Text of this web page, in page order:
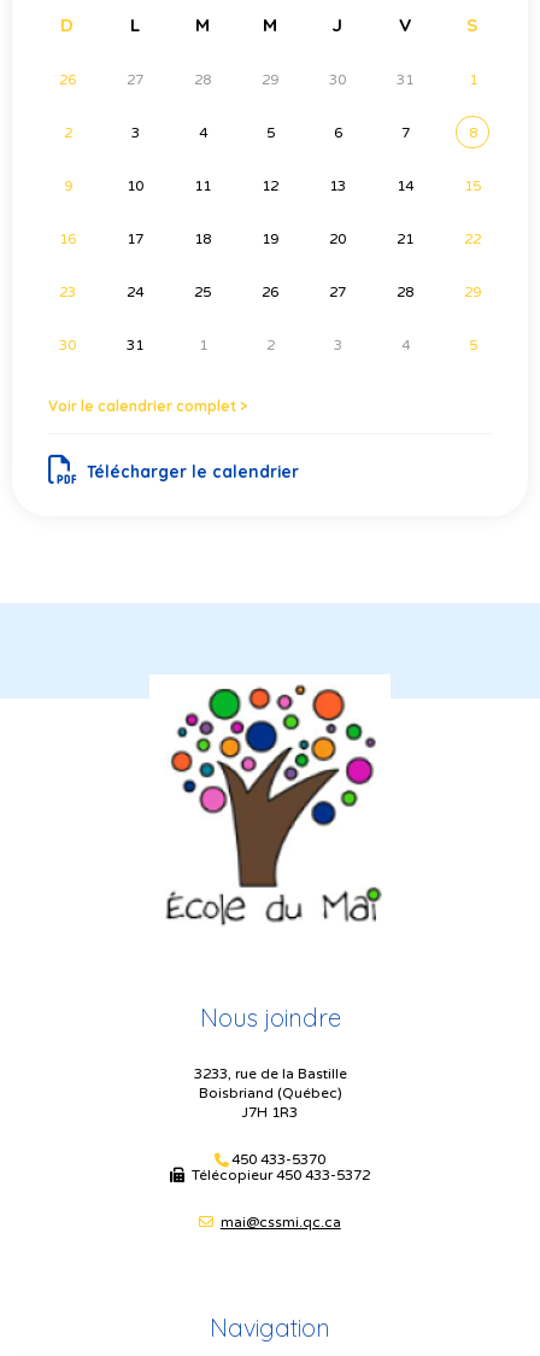
D L M M J V S
26 27 28 29 30 31 1
2 3 4 5 6 7 8
9 10 11 12 13 14 15
16 17 18 19 20 21 22
23 24 25 26 27 28 29
30 31 1 2 3 4 5
Voir le calendrier complet >
Télécharger le calendrier
Nous joindre
3233, rue de la Bastille
Boisbriand (Québec)
J7H 1R3
450 433-5370
Télécopieur450 433-5372
mai@cssmi.qc.ca
Navigation